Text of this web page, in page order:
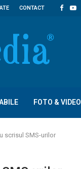
CONTACT
FOTO & VIDEO
scrisul SMS-urilor